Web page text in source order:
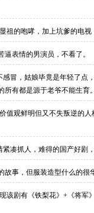
祖的咆哮，加上坑爹的电视
逼表情的男演员，不看了。
感冒，姑娘毕竟是年轻了点
有都是源于老爷不能生育。
值观鲜明但又不失叛逆的
凑抓人，难得的国产好剧
故事，但服装造型什么的很
该剧有《铁梨花》+《将军